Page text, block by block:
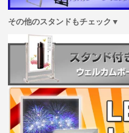
その他のスタンドもチェック▼